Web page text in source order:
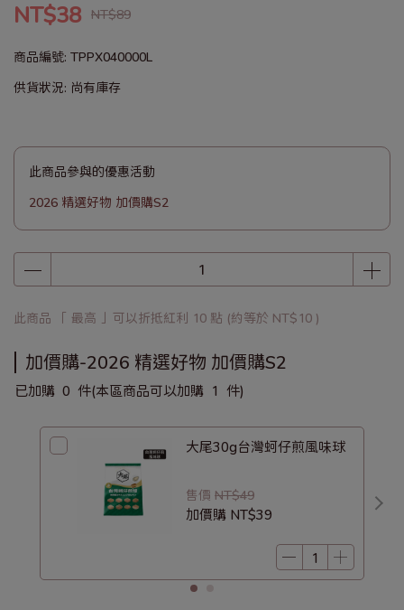
NT$38 NT$89
商品編號: TPPX040000L
供貨狀況: 尚有庫存
此商品參與的優惠活動
2026 精選好物 加價購S2
此商品 「 最高 」可以折抵紅利 10 點 (約等於 NT$10 )
加價購-2026 精選好物 加價購S2
已加購 0 件(本區商品可以加購 1 件)
大尾30g台灣蚵仔煎風味球
售價 NT$49
加價購 NT$39